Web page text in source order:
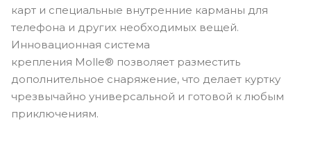
карт и специальные внутренние карманы для
телефона и других необходимых вещей.
Инновационная система
крепления Molle® позволяет разместить
дополнительное снаряжение, что делает куртку
чрезвычайно универсальной и готовой к любым
приключениям.